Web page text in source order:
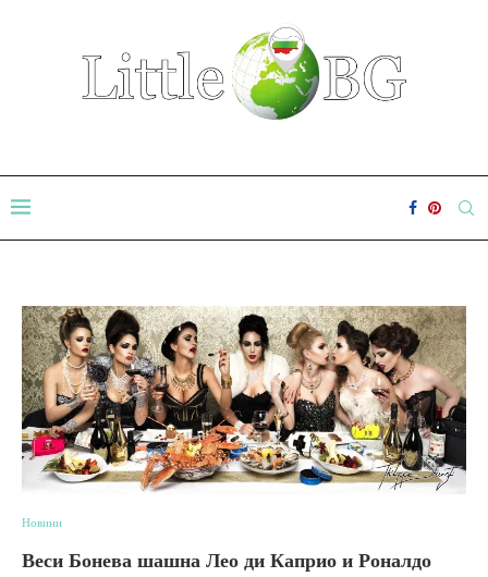
Новини
Веси Бонева шашна Лео ди Каприо и Роналдо